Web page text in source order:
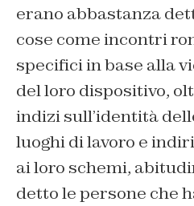
erano abbastanza
cose come incontri
specifici in base alla
del loro dispositivo,
indizi sull’identità
luoghi di lavoro e
ai loro schemi,
detto le persone che